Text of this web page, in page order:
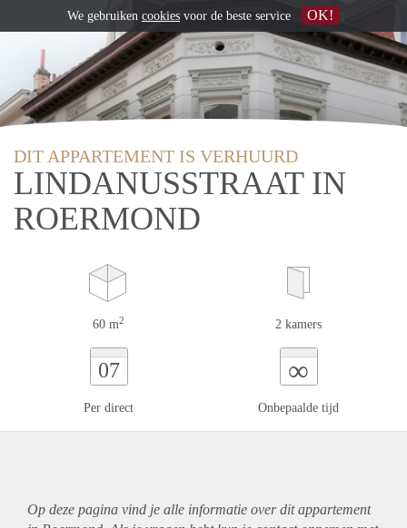
DIT APPARTEMENT IS VERHUURD
LINDANUSSTRAAT IN
ROERMOND
60 m2 2 kamers
07
Per direct
∞
Onbepaalde tijd
Op deze pagina vind je alle informatie over ditappartement
We gebruiken cookies voor de beste service OK!